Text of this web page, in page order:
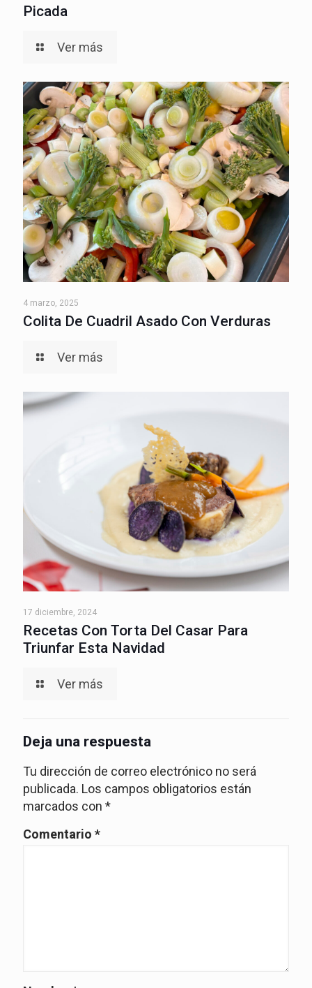
Picada
Ver más
4 marzo, 2025
Colita De Cuadril Asado Con Verduras
Ver más
17 diciembre, 2024
Recetas Con Torta Del Casar Para
Triunfar Esta Navidad
Ver más
Deja una respuesta
Tu dirección de correo electrónico no será
publicada. Los campos obligatorios están
marcados con *
Comentario *